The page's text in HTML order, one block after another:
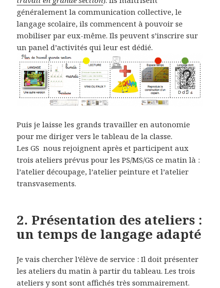
généralement la communication collective, le
langage scolaire, ils commencent à pouvoir se
mobiliser par eux-même. Ils peuvent s’inscrire sur
un panel d’activités qui leur est dédié.
Puis je laisse les grands travailler en autonomie
pour me diriger vers le tableau de la classe.
Les GS nous rejoignent après et participent aux
trois ateliers prévus pour les PS/MS/GS ce matin là :
l’atelier découpage, l’atelier peinture et l’atelier
transvasements.
2. Présentation des ateliers :
un temps de langage adapté
Je vais chercher l’élève de service : Il doit présenter
les ateliers du matin à partir du tableau. Les trois
ateliers y sont sont affichés très sommairement.